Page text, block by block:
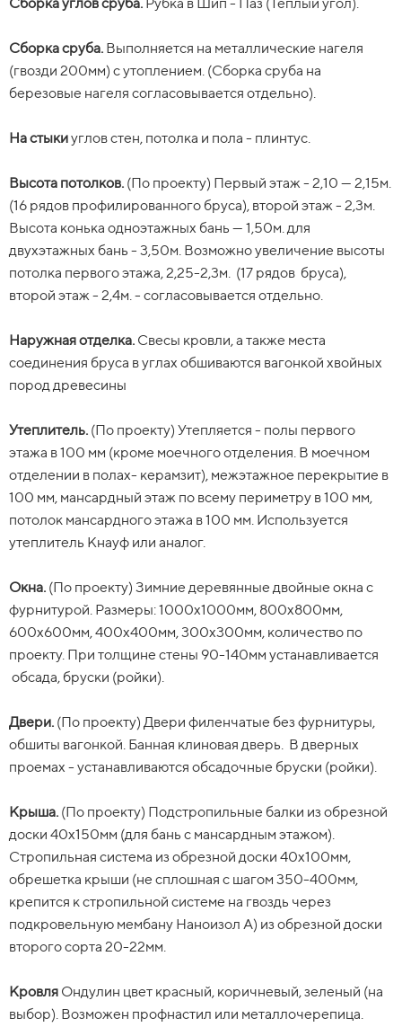
Сборка сруба. Выполняется на металлические нагеля
(гвозди 200мм) с утоплением. (Сборка сруба на
березовые нагеля согласовывается отдельно).
На стыкиуглов стен, потолка и пола - плинтус.
Высота потолков. (По проекту) Первый этаж - 2,10 — 2,15м.
(16 рядов профилированного бруса), второй этаж - 2,3м.
Высота конька одноэтажных бань — 1,50м. для
двухэтажных бань - 3,50м. Возможно увеличение высоты
потолка первого этажа, 2,25-2,3м. (17 рядов бруса),
второй этаж - 2,4м. - согласовывается отдельно.
Наружная отделка. Свесы кровли, а также места
соединения бруса в углах обшиваются вагонкой хвойных
пород древесины
Утеплитель. (По проекту) Утепляется - полы первого
этажа в 100 мм (кроме моечного отделения. В моечном
отделении в полах- керамзит), межэтажное перекрытие в
100 мм, мансардный этаж по всему периметру в 100 мм,
потолок мансардного этажа в 100 мм. Используется
утеплитель Кнауф или аналог.
Окна. (По проекту) Зимние деревянные двойные окна с
фурнитурой. Размеры: 1000х1000мм, 800х800мм,
600х600мм, 400х400мм, 300х300мм, количество по
проекту. При толщине стены 90-140мм устанавливается
обсада, бруски (ройки).
Двери. (По проекту) Двери филенчатые без фурнитуры,
обшиты вагонкой. Банная клиновая дверь. В дверных
проемах - устанавливаются обсадочные бруски (ройки).
Крыша. (По проекту) Подстропильные балки из обрезной
доски 40х150мм (для бань с мансардным этажом).
Стропильная система из обрезной доски 40х100мм,
обрешетка крыши (не сплошная с шагом 350-400мм,
крепится к стропильной системе на гвоздь через
подкровельную мембану Наноизол А) из обрезной доски
второго сорта 20-22мм.
Кровля Ондулин цвет красный, коричневый, зеленый (на
выбор). Возможен профнастил или металлочерепица.
рулонного типа и монтируется пароизоляция.
Мансардный этаж / 2 этаж(По проекту) – жилой (при
40х100мм., камерной сушки. Шаг установки 590 мм. С
типа, монтируется пароизоляция и зашивается
отделочным материалом.
На стыкиуглов стен, потолка и пола - плинтус.
Высота потолков.(По проекту) Высота 1 этажа: 2,3 м.
отдельно). Высота конька — 1,50м. или по проекту.
Наружная отделка.
древесины.
Утеплитель.(По проекту) Утепляется - полы первого
этажа в 100 мм (кроме моечного отделения. В моечном
отделении в полах- керамзит), межэтажное перекрытие в
100 мм, мансардный этаж по всему периметру в 100 мм,
утеплитель Кнауф или аналог.
Окна.(По проекту) Зимние деревянные двойные окна с
фурнитурой. Размеры: 1000х1000мм, 800х800мм,
600х600мм, 400х400мм, 300х300мм, количество по
Двери.(По проекту) Двери филенчатые без фурнитуры,
обшиты вагонкой. Банная клиновая дверь.
Крыша. (По проекту) Подстропильные балки из обрезной
доски 40х150мм (для бань с мансардным этажом).
Стропильная система из обрезной доски 40х100мм,
обрешетка крыши (не сплошная с шагом 350-400мм,
крепится к стропильной системе на гвоздь через
подкровельную мембану Наноизол А) из обрезной доски
второго сорта 20-22мм.
Кровля.Ондулин цвет красный, коричневый, зеленый (на
выбор). Возможен профнастил или металлочерепица.
березовые нагеля согласовывается отдельно).
Высота потолков.(По проекту) Первый этаж - 2,25-2,3м.
Высота конька — 1,50м. или выше (по проекту).
Утеплитель.Отсутствует.
Окна.Отсутствуют.
Двери.Отсутствуют.
доски 40х150мм (для бань с мансардным этажом) с шагом
0,9-1м. Стропильная система из обрезной доски
40х100мм с шагом 1 м, обрешетка крыши (не сплошная с
гвоздь через подкровельную мембану Наноизол А) из
обрезной доски второго сорта 20-22мм.
Кровля Ондулин цвет красный, коричневый, зеленый (на
выбор). Возможен профнастил или металлочерепица.
Фронтоны, свесы, карнизы, углы подшиты вагонкой
карнизов 0.3-0.4м.
Лестница.Отсутствует.
Доставкаот г. Пестово 500 км включена, далее 150 руб. - 1
Изменения.Оговариваются индивидуально.
бытовку 2х3 м, за 25 000 р., остается у вас на участке.
Звоните, пишите -всё подробно
расскажем